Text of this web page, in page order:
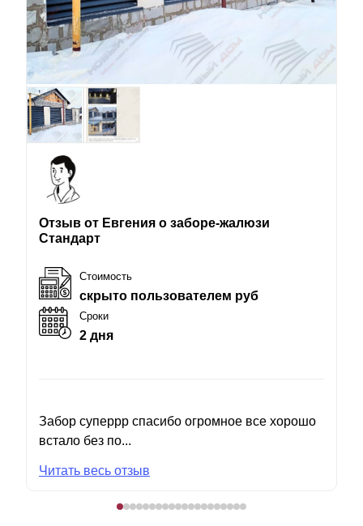
Отзыв от Евгения о заборе-жалюзи
Стандарт
Стоимость
скрыто пользователем руб
Сроки
2 дня
Забор суперрр спасибо огромное все хорошо
встало без по...
Читать весь отзыв